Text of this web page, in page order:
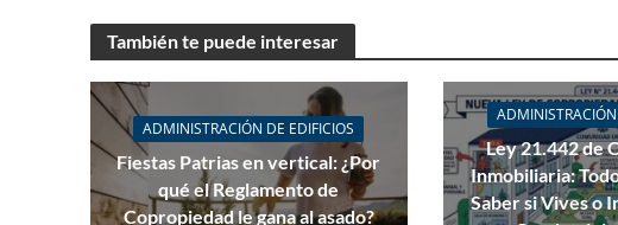
También te puede interesar
ADMINISTRACIÓN DE EDIFICIOS
Fiestas Patrias en vertical: ¿Por
qué el Reglamento de
Copropiedad le gana al asado?
Ley 21.442 de
Inmobiliaria:
Saber si Vives o